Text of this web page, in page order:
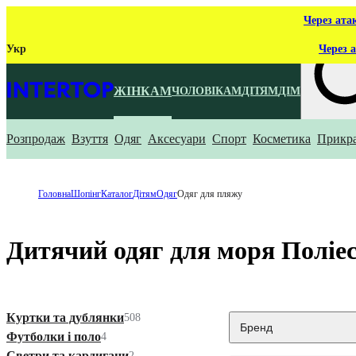
Через
Укр Через
ЖІНКАМЧОЛОВІКАМДІТЯМДІМ
Що ти
Розпродаж Взуття Одяг Аксесуари Спорт Косметика
ГоловнаШопінгКаталогДітямОдягОдяг для пляжу
Дитячий одяг для моря
Куртки та дублянки508
Футболки і поло4
Бренд